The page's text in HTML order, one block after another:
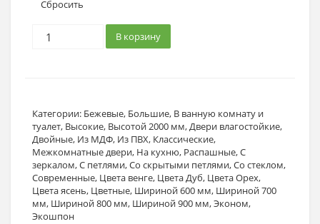
Сбросить
В корзину
Категории: Бежевые, Большие, В ванную комнату и
туалет, Высокие, Высотой 2000 мм,Двери влагостойкие,
Двойные, Из МДФ, Из ПВХ, Классические,
Межкомнатные двери, На кухню, Распашные,С
зеркалом,С петлями,Со скрытыми петлями,Со стеклом,
Современные, Цвета венге, Цвета Дуб, Цвета Орех,
Цвета ясень, Цветные, Шириной 600 мм, Шириной 700
мм, Шириной 800 мм, Шириной 900 мм,Эконом,
Экошпон